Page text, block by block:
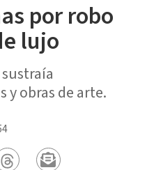
por robo
lujo
y obras de arte.